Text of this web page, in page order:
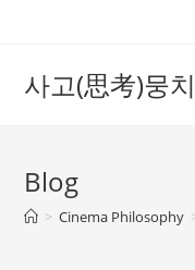
사고(思考)뭉
Blog
> Cinema Philosophy